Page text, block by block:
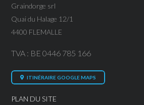
Graindorge srl
Quai du Halage 12/1
4400 FLEMALLE
TVA : BE 0446 785 166
ITINÉRAIRE GOOGLE MAPS
PLAN DU SITE